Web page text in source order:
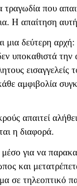
που
Η απαίτηση
μια δεύτερη
υποκαθιστά την
αμφιβολία
απαιτεί
η διαφορά.
για να
και
σε τηλεοπτικό